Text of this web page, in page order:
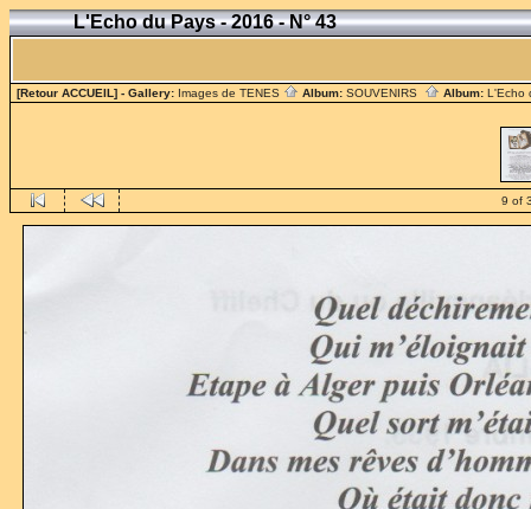
L'Echo du Pays - 2016 - N° 43
[Retour ACCUEIL] - Gallery: Images de TENES Album: SOUVENIRS Album: L'Echo
9 of